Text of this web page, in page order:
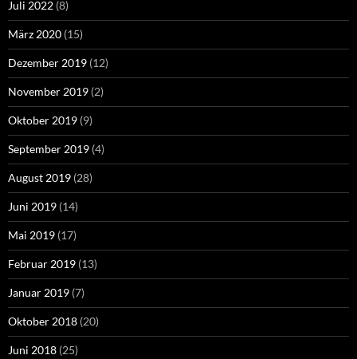
Juli 2022 (8)
März 2020 (15)
Dezember 2019 (12)
November 2019 (2)
Oktober 2019 (9)
September 2019 (4)
August 2019 (28)
Juni 2019 (14)
Mai 2019 (17)
Februar 2019 (13)
Januar 2019 (7)
Oktober 2018 (20)
Juni 2018 (25)